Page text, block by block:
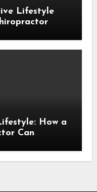
Lifestyle
How a
Can